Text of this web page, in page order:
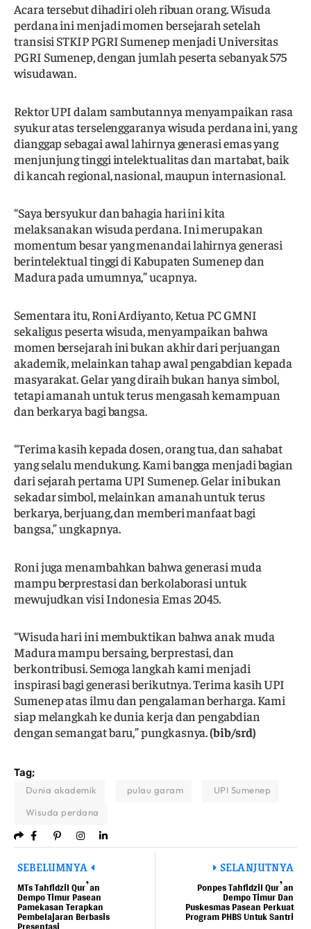
Acara tersebut dihadiri oleh ribuan orang. Wisuda
perdana ini menjadi momen bersejarah setelah
transisi STKIP PGRI Sumenep menjadi Universitas
PGRI Sumenep, dengan jumlah peserta sebanyak 575
wisudawan.
Rektor UPI dalam sambutannya menyampaikan rasa
syukur atas terselenggaranya wisuda perdana ini, yang
dianggap sebagai awal lahirnya generasi emas yang
menjunjung tinggi intelektualitas dan martabat, baik
di kancah regional, nasional, maupun internasional.
“Saya bersyukur dan bahagia hari ini kita
melaksanakan wisuda perdana. Ini merupakan
momentum besar yang menandai lahirnya generasi
berintelektual tinggi di Kabupaten Sumenep dan
Madura pada umumnya,” ucapnya.
Sementara itu, Roni Ardiyanto, Ketua PC GMNI
sekaligus peserta wisuda, menyampaikan bahwa
momen bersejarah ini bukan akhir dari perjuangan
akademik, melainkan tahap awal pengabdian kepada
masyarakat. Gelar yang diraih bukan hanya simbol,
tetapi amanah untuk terus mengasah kemampuan
dan berkarya bagi bangsa.
“Terima kasih kepada dosen, orang tua, dan sahabat
yang selalu mendukung. Kami bangga menjadi bagian
dari sejarah pertama UPI Sumenep. Gelar ini bukan
sekadar simbol, melainkan amanah untuk terus
berkarya, berjuang, dan memberi manfaat bagi
bangsa,” ungkapnya.
Roni juga menambahkan bahwa generasi muda
mampu berprestasi dan berkolaborasi untuk
mewujudkan visi Indonesia Emas 2045.
“Wisuda hari ini membuktikan bahwa anak muda
Madura mampu bersaing, berprestasi, dan
berkontribusi. Semoga langkah kami menjadi
inspirasi bagi generasi berikutnya. Terima kasih UPI
Sumenep atas ilmu dan pengalaman berharga. Kami
siap melangkah ke dunia kerja dan pengabdian
dengan semangat baru,” pungkasnya.(bib/srd)
Tag;
Dunia akademik pulau garam
UPI Sumenep
Wisuda perdana
SEBELUMNYA
MTs Tahfidzil Qur’an
Dempo Timur Pasean
Pamekasan Terapkan
Pembelajaran Berbasis
SELANJUTNYA
Ponpes Tahfidzil Qur’an
Dempo Timur Dan
Puskesmas Pasean Perkuat
Program PHBS Untuk Santri